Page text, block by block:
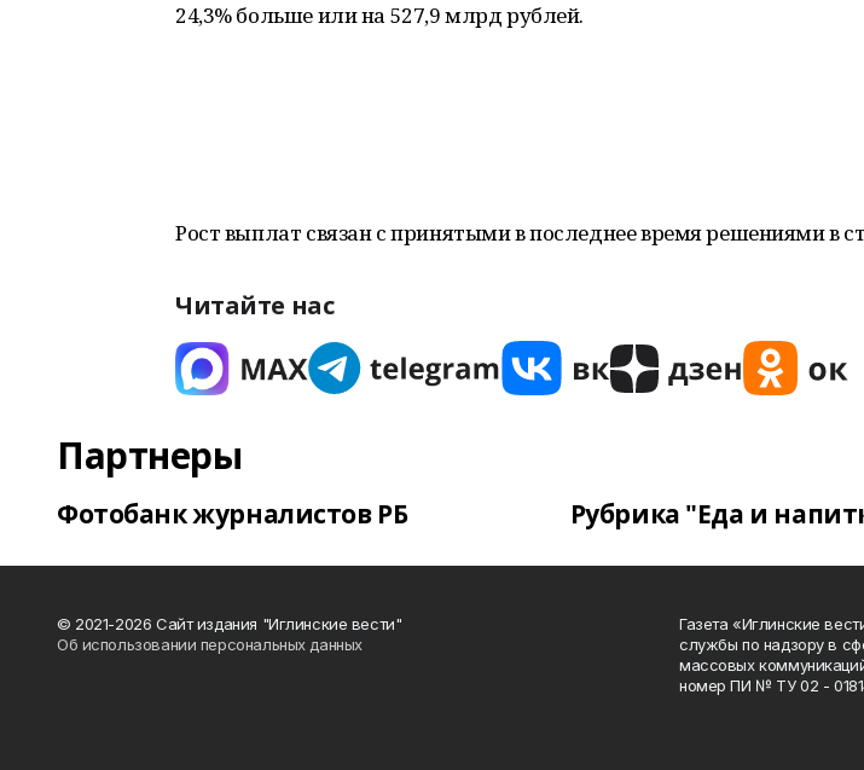
24,3% больше или на 527,9 млрд рублей.
Рост выплат связан с принятыми в последнее время решениями в
Читайте нас
Партнеры
Фотобанк журналистов РБ Рубрика "Еда и
© 2021-2026 Сайт издания "Иглинские вести"
Об использовании персональных данных
Газета «Иглинские
службы по надзору в
массовых
номер ПИ № ТУ 02 -